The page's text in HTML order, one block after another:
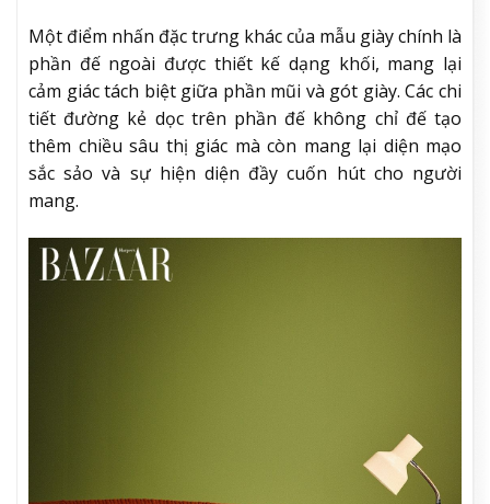
Một điểm nhấn đặc trưng khác của mẫu giày chính là
phần đế ngoài được thiết kế dạng khối, mang lại
cảm giác tách biệt giữa phần mũi và gót giày. Các chi
tiết đường kẻ dọc trên phần đế không chỉ đế tạo
thêm chiều sâu thị giác mà còn mang lại diện mạo
sắc sảo và sự hiện diện đầy cuốn hút cho người
mang.